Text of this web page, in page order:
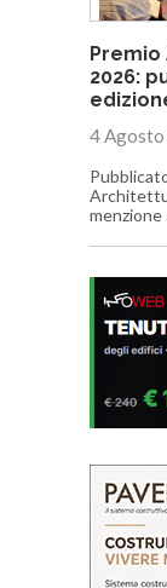
2026:
4